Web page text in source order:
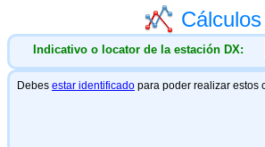
Indicativo o locator de la estación DX: